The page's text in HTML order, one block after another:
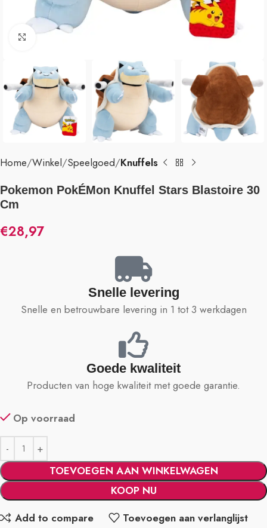
Klik om te vergroten
Home Winkel Speelgoed Knuffels
Pokemon PokÉMon Knuffel Stars Blastoire 30
Cm
€28,97
Snelle levering
Snelle en betrouwbare levering in 1 tot 3 werkdagen
Goede kwaliteit
Producten van hoge kwaliteit met goede garantie.
Op voorraad
TOEVOEGEN AAN WINKELWAGEN
KOOP NU
Add to compare
Toevoegen aan verlanglijst